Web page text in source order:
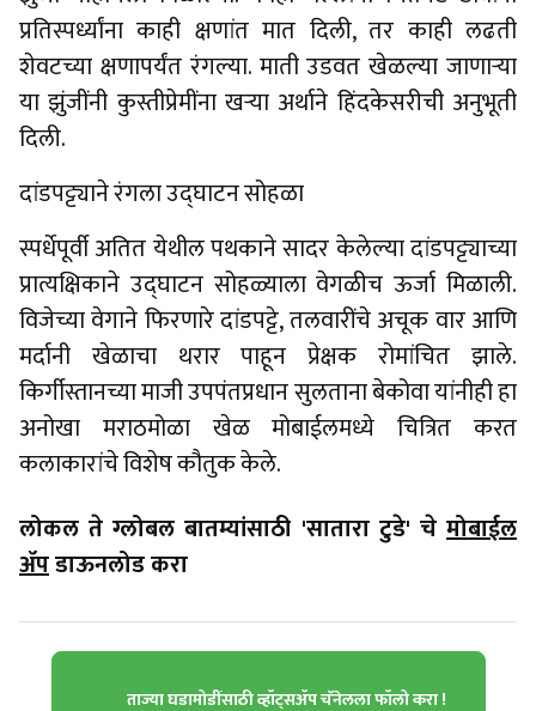
प्रतिस्पर्ध्यांना काही क्षणांत मात दिली, तर काही लढती
शेवटच्या क्षणापर्यंत रंगल्या. माती उडवत खेळल्या जाणाऱ्या
या झुंजींनी कुस्तीप्रेमींना खऱ्या अर्थाने हिंदकेसरीची अनुभूती
दिली.
दांडपट्ट्याने रंगला उद्घाटन सोहळा
स्पर्धेपूर्वी अतित येथील पथकाने सादर केलेल्या दांडपट्ट्याच्या
प्रात्यक्षिकाने उद्घाटन सोहळ्याला वेगळीच ऊर्जा मिळाली.
विजेच्या वेगाने फिरणारे दांडपट्टे, तलवारींचे अचूक वार आणि
मर्दानी खेळाचा थरार पाहून प्रेक्षक रोमांचित झाले.
किर्गीस्तानच्या माजी उपपंतप्रधान सुलताना बेकोवा यांनीही हा
अनोखा मराठमोळा खेळ मोबाईलमध्ये चित्रित करत
कलाकारांचे विशेष कौतुक केले.
लोकल ते ग्लोबल बातम्यांसाठी 'सातारा टुडे' चे मोबाईल
ॲपडाऊनलोड करा
ताज्या घडामोडींसाठी व्हॉट्सॲप चॅनेलला फॉलो करा !